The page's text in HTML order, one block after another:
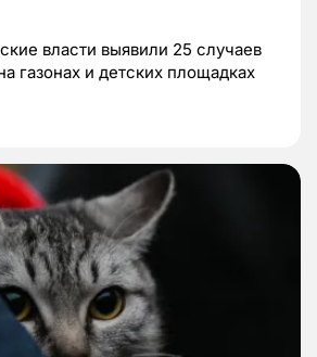
власти выявили 25 случаев
газонах и детских площадках